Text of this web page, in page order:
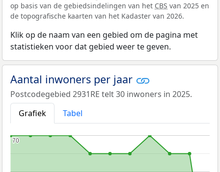
op basis van de gebiedsindelingen van het CBS van 2025 en
de topografische kaarten van het Kadaster van 2026.
Klik op de naam van een gebied om de pagina met
statistieken voor dat gebied weer te geven.
Aantal inwoners per jaar
Postcodegebied 2931RE telt 30 inwoners in 2025.
Grafiek
Tabel
70
70